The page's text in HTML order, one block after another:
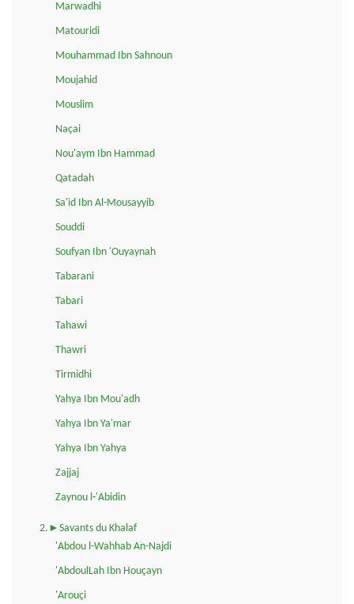
Marwadhi
Matouridi
Mouhammad Ibn Sahnoun
Moujahid
Mouslim
Naçai
Nou'aym Ibn Hammad
Qatadah
Sa'id Ibn Al-Mousayyib
Souddi
Soufyan Ibn 'Ouyaynah
Tabarani
Tabari
Tahawi
Thawri
Tirmidhi
Yahya Ibn Mou'adh
Yahya Ibn Ya'mar
Yahya Ibn Yahya
Zajjaj
Zaynou l-'Abidin
2.►Savants du Khalaf
'Abdou l-Wahhab An-Najdi
'AbdoulLah Ibn Houçayn
'Arouçi